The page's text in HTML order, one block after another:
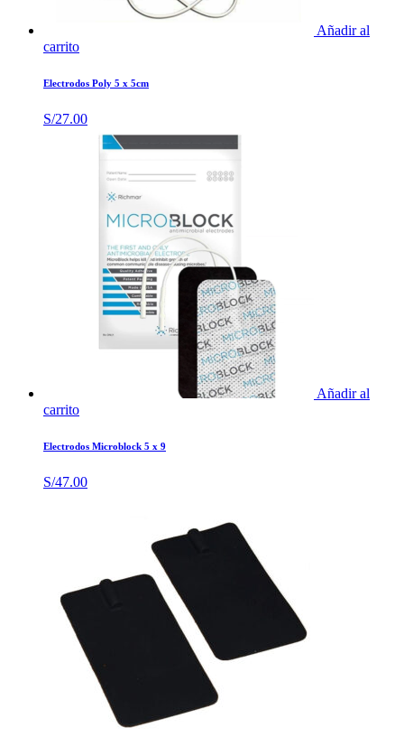
Añadir al
carrito
Electrodos Poly 5 x 5cm
S/27.00
Añadir al
carrito
Electrodos Microblock 5 x 9
S/47.00